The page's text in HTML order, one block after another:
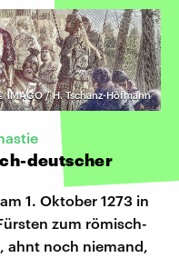
IMAGO / H. Tschanz-Hofmann
deutscher
1. Oktober 1273 in
zum römisch-
ahnt noch niemand,